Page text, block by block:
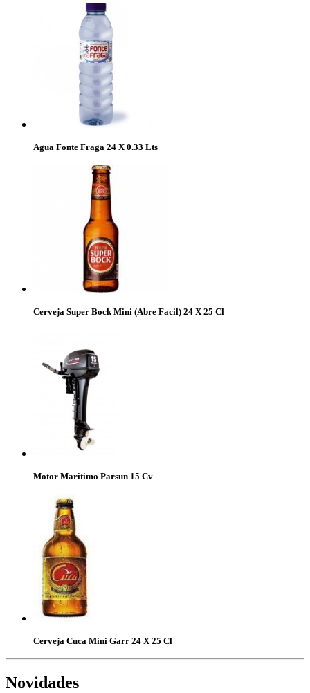
Agua Fonte Fraga 24 X 0.33 Lts
Cerveja Super Bock Mini (Abre Facil) 24 X 25 Cl
Motor Maritimo Parsun 15 Cv
Cerveja Cuca Mini Garr 24 X 25 Cl
Novidades